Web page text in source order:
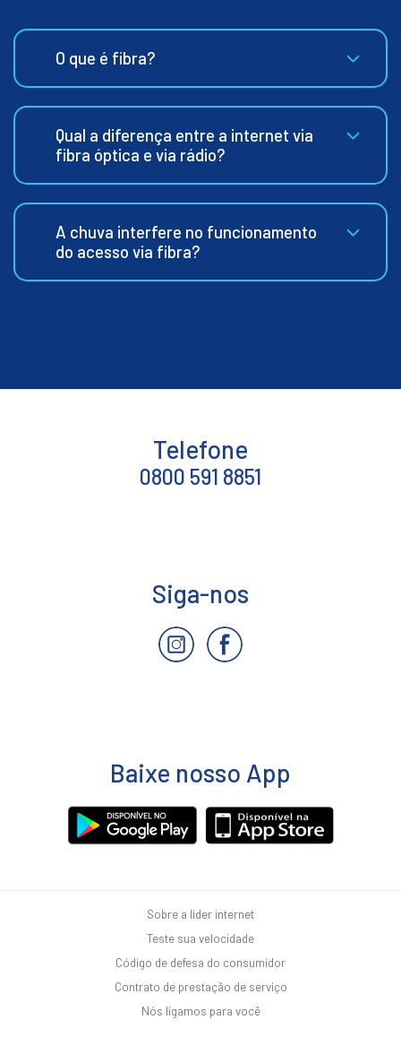
O que é fibra?
Qual a diferença entre a internet via
fibra óptica e via rádio?
A chuva interfere no funcionamento
do acesso via fibra?
Telefone
0800 591 8851
Siga-nos
Baixe nosso App
Sobre a lider internet
Teste sua velocidade
Código de defesa do consumidor
Contrato de prestação de serviço
Nós ligamos para você